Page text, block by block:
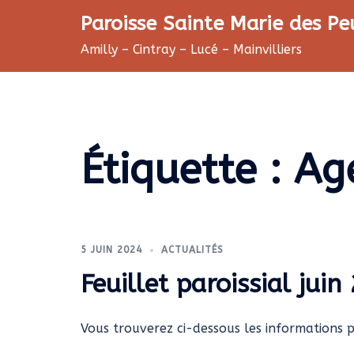
Paroisse Sainte Marie des
Amilly – Cintray – Lucé – Mainvilliers
Étiquette :
5 JUIN 2024 ACTUALITÉS
Feuillet paroissial juin
Vous trouverez ci-dessous les informations